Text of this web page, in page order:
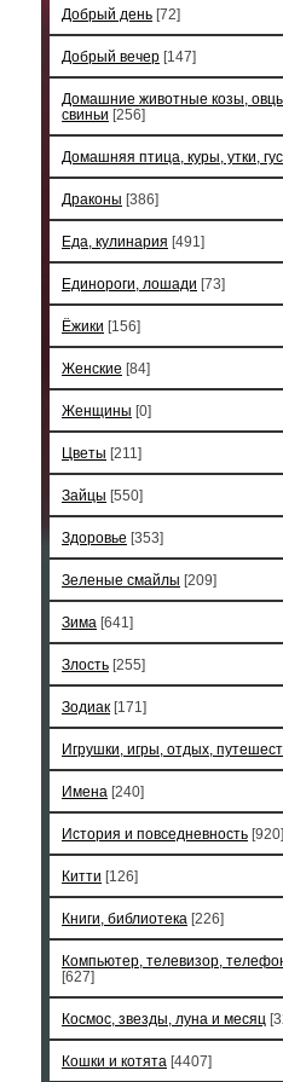
Добрый день [72]
Добрый вечер [147]
Домашние животные козы,
свиньи [256]
Домашняя птица, куры, утки,
Драконы [386]
Еда, кулинария [491]
Единороги, лошади [73]
Ёжики [156]
Женские [84]
Женщины [0]
Цветы [211]
Зайцы [550]
Здоровье [353]
Зеленые смайлы [209]
Зима [641]
Злость [255]
Зодиак [171]
Игрушки, игры, отдых,
Имена [240]
История и повседневность [920]
Китти [126]
Книги, библиотека [226]
Компьютер, телевизор,
[627]
Космос, звезды, луна и месяц
Кошки и котята [4407]